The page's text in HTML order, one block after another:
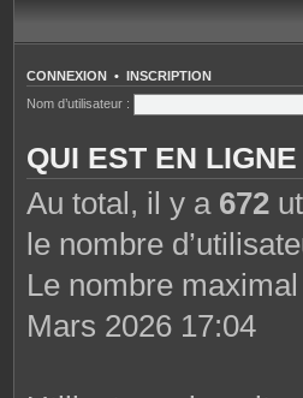
CONNEXION • INSCRIPTION
Nom d’utilisateur :
QUI EST EN
Au total, il y a 672
le nombre
Le nombre
Mars 2026 17:04